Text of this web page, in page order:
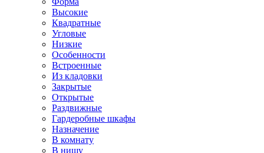
Высокие
Квадратные
Угловые
Низкие
Особенности
Встроенные
Из кладовки
Закрытые
Открытые
Раздвижные
Гардеробные шкафы
Назначение
В комнату
В нишу